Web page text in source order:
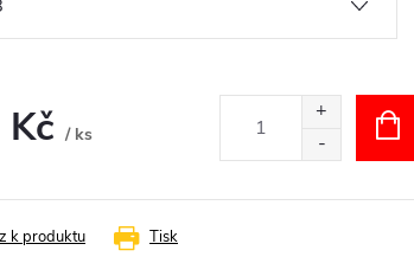
/ ks
Tisk
k produktu